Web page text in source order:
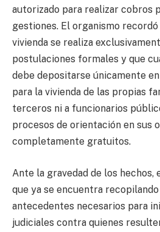
autorizado para realizar cobros
gestiones. El organismo
vivienda se realiza
postulaciones formales y que
debe depositarse únicamente
para la vivienda de las propias
terceros ni a funcionarios
procesos de orientación en sus
completamente gratuitos.
Ante la gravedad de los
que ya se encuentra
antecedentes necesarios para
judiciales contra quienes